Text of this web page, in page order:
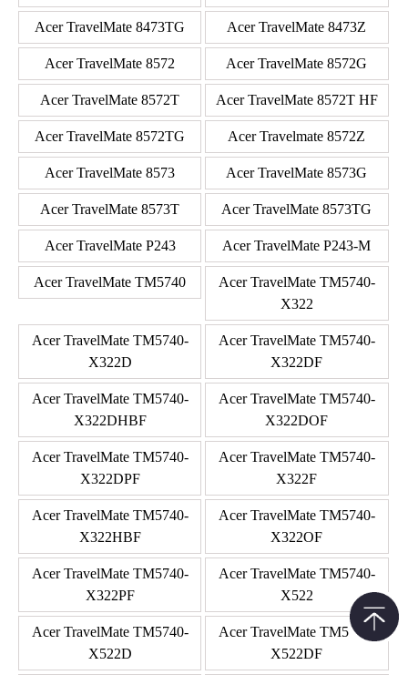
Acer TravelMate 8473TG Acer TravelMate 8473Z
Acer TravelMate 8572 Acer TravelMate 8572G
Acer TravelMate 8572T Acer TravelMate 8572T HF
Acer TravelMate 8572TG Acer Travelmate 8572Z
Acer TravelMate 8573 Acer TravelMate 8573G
Acer TravelMate 8573T Acer TravelMate 8573TG
Acer TravelMate P243 Acer TravelMate P243-M
Acer TravelMate TM5740
Acer TravelMate TM5740-
X322
Acer TravelMate TM5740-
X322D
Acer TravelMate TM5740-
X322DF
Acer TravelMate TM5740-
X322DHBF
Acer TravelMate TM5740-
X322DOF
Acer TravelMate TM5740-
X322DPF
Acer TravelMate TM5740-
X322F
Acer TravelMate TM5740-
X322HBF
Acer TravelMate TM5740-
X322OF
Acer TravelMate TM5740-
X322PF
Acer TravelMate TM5740-
X522
Acer TravelMate TM5740-
X522D
Acer TravelMate TM5740-
X522DF